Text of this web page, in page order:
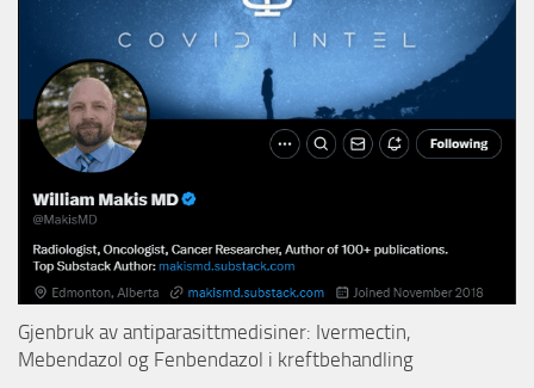
Gjenbruk av antiparasittmedisiner: Ivermectin,
Mebendazol og Fenbendazol i kreftbehandling